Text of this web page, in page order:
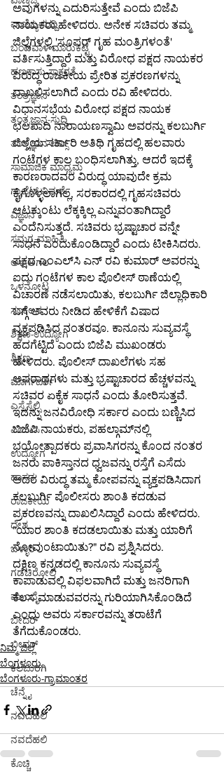
ವಾಣಿಜ್ಯ-ಸುದ್ದಿ
ಬಂಡವಾಳ-ಮಾರುಕಟ್ಟೆ
ಹಣಕಾಸು-ಸಾಕ್ಷರತೆ
ತಂತ್ರಜ್ಞಾನ
ತಂತ್ರಜ್ಞಾನ-ಸುದ್ದಿ
ತಂತ್ರಜ್ಞಾನ-ಟಿಪ್ಸ್
ಸಾಮಾಜಿಕ ಮಾಧ್ಯಮ
ಗ್ಯಾಜೆಟ್-ವಿಮರ್ಶೆ
ವಿಜ್ಞಾನ
ಸಮಗ್ರ-ಮಾಹಿತಿ
ಆಳ-ಅಗಲ
ಒಳನೋಟ
ಸಂಕಲನ
ಶಿಕ್ಷಣ-ಉದ್ಯೋಗ
ಶಿಕ್ಷಣ
ಮಾರ್ಗದರ್ಶಿ
ಎಸ್ಸೆಸ್ಸೆಲ್ಸಿ
ಪಿಯುಸಿ
ಉದ್ಯೋಗ
ಹಾಸನ
ರಾಜಕೀಯ
ದೇಶ
ಬಳ್ಳಾರಿ
ಗಡಚಿರೋಲಿ
ಮುಂಬೈ
ಬೀದರ್
ಬೀದರ್
ಕಲಬುರಗಿ
ಚೆನ್ನೈ
ನವದೆಹಲಿ
ನವದೆಹಲಿ
ಕೊಚ್ಚಿ
ಅವುಗಳನ್ನು ಎದುರಿಸುತ್ತೇವೆ ಎಂದು ಬಿಜೆಪಿ
ನಾಯಕರು ಹೇಳಿದರು. ಅನೇಕ ಸಚಿವರು ತಮ್ಮ
ಜಿಲ್ಲೆಗಳಲ್ಲಿ 'ಸೂಪರ್ ಗೃಹ ಮಂತ್ರಿಗಳಂತೆ'
ವರ್ತಿಸುತ್ತಿದ್ದಾರೆ ಮತ್ತು ವಿರೋಧ ಪಕ್ಷದ ನಾಯಕರ
ವಿರುದ್ಧ ರಾಜಕೀಯ ಪ್ರೇರಿತ ಪ್ರಕರಣಗಳನ್ನು
ದಾಖಲಿಸಲಾಗಿದೆ ಎಂದು ರವಿ ಹೇಳಿದರು.
ವಿಧಾನಸಭೆಯ ವಿರೋಧ ಪಕ್ಷದ ನಾಯಕ
ಛಲವಾದಿ ನಾರಾಯಣಸ್ವಾಮಿ ಅವರನ್ನು ಕಲಬುರ್ಗಿ
ಜಿಲ್ಲೆಯ ಸರ್ಕಾರಿ ಅತಿಥಿ ಗೃಹದಲ್ಲಿ ಹಲವಾರು
ಗಂಟೆಗಳ ಕಾಲ ಬಂಧಿಸಲಾಗಿತ್ತು, ಆದರೆ ಇದಕ್ಕೆ
ಕಾರಣರಾದವರ ವಿರುದ್ಧ ಯಾವುದೇ ಕ್ರಮ
ಕೈಗೊಳ್ಳಲಾಗಿಲ್ಲ, ಸರಕಾರದಲ್ಲಿ ಗೃಹಸಚಿವರು
ಆಟಕ್ಕುಂಟು ಲೆಕ್ಕಕ್ಕಿಲ್ಲ ಎನ್ನುವಂತಾಗಿದ್ದಾರೆ
ಎಂದೆನಿಸುತ್ತದೆ. ಸಚಿವರು ಭ್ರಷ್ಟಾಚಾರ ವನ್ನೇ
ಸಾಧನೆ ಎಂದುಕೊಂಡಿದ್ದಾರೆ ಎಂದು ಟೀಕಿಸಿದರು.
ಪಕ್ಷದ ಎಂಎಲ್‌ಸಿ ಎನ್ ರವಿ ಕುಮಾರ್ ಅವರನ್ನು
ಐದು ಗಂಟೆಗಳ ಕಾಲ ಪೊಲೀಸ್ ಠಾಣೆಯಲ್ಲಿ
ವಿಚಾರಣೆ ನಡೆಸಲಾಯಿತು, ಕಲಬುರ್ಗಿ ಜಿಲ್ಲಾಧಿಕಾರಿ
ಬಗ್ಗೆ ಅವರು ನೀಡಿದ ಹೇಳಿಕೆಗೆ ವಿಷಾದ
ವ್ಯಕ್ತಪಡಿಸಿದ ನಂತರವೂ. ಕಾನೂನು ಸುವ್ಯವಸ್ಥೆ
ಹದಗೆಟ್ಟಿದೆ ಎಂದು ಬಿಜೆಪಿ ಮುಖಂಡರು
ಹೇಳಿದರು. ಪೊಲೀಸ್ ದಾಖಲೆಗಳು ಸಹ
ಅಪರಾಧಗಳು ಮತ್ತು ಭ್ರಷ್ಟಾಚಾರದ ಹೆಚ್ಚಳವನ್ನು
ಸಚಿವರ ಏಕೈಕ ಸಾಧನೆ ಎಂದು ತೋರಿಸುತ್ತವೆ.
ಇದನ್ನು ಜನವಿರೋಧಿ ಸರ್ಕಾರ ಎಂದು ಬಣ್ಣಿಸಿದ
ಬಿಜೆಪಿ ನಾಯಕರು, ಪಹಲ್ಗಾಮ್‌ನಲ್ಲಿ
ಭಯೋತ್ಪಾದಕರು ಪ್ರವಾಸಿಗರನ್ನು ಕೊಂದ ನಂತರ
ಜನರು ಪಾಕಿಸ್ತಾನದ ಧ್ವಜವನ್ನು ರಸ್ತೆಗೆ ಎಸೆದು
ಅದರ ವಿರುದ್ಧ ತಮ್ಮ ಕೋಪವನ್ನು ವ್ಯಕ್ತಪಡಿಸಿದಾಗ
ಕಲಬುರ್ಗಿ ಪೊಲೀಸರು ಶಾಂತಿ ಕದಡುವ
ಪ್ರಕರಣವನ್ನು ದಾಖಲಿಸಿದ್ದಾರೆ ಎಂದು ಹೇಳಿದರು.
"ಯಾರ ಶಾಂತಿ ಕದಡಲಾಯಿತು ಮತ್ತು ಯಾರಿಗೆ
ನೋವುಂಟಾಯಿತು?" ರವಿ ಪ್ರಶ್ನಿಸಿದರು.
ದಕ್ಷಿಣ ಕನ್ನಡದಲ್ಲಿ ಕಾನೂನು ಸುವ್ಯವಸ್ಥೆ
ಕಾಪಾಡುವಲ್ಲಿ ವಿಫಲವಾಗಿದೆ ಮತ್ತು ಜನರಿಗಾಗಿ
ಕೆಲಸ ಮಾಡುವವರನ್ನು ಗುರಿಯಾಗಿಸಿಕೊಂಡಿದೆ
ಎಂದು ಅವರು ಸರ್ಕಾರವನ್ನು ತರಾಟೆಗೆ
ತೆಗೆದುಕೊಂಡರು.
ನಿಮ್ಮ ಜಿಲ್ಲೆ
ಬೆಂಗಳೂರು
ಬೆಂಗಳೂರು-ಗ್ರಾಮಾಂತರ